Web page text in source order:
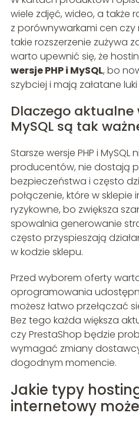
wiele zdjęć, wideo, a także
z porównywarkami cen czy
takie rozszerzenie zużywa
warto upewnić się, że
wersje PHP i MySQL, bo
szybciej i mają załatane
Dlaczego aktualne
MySQL są tak
Starsze wersje PHP i
producentów, nie dostają
bezpieczeństwa i często
połączenie, które w
ryzykowne, bo zwiększa
spowalnia generowanie
często przyspieszają
w kodzie sklepu.
Przed wyborem oferty
oprogramowania
możesz łatwo przełączać
Bez tego każda większa
czy PrestaShop będzie
wymagać zmiany
dogodnym momencie.
Jakie typy
internetowy